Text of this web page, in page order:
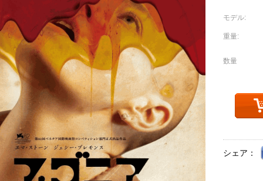
モデル:
重量:
数量
シェア：